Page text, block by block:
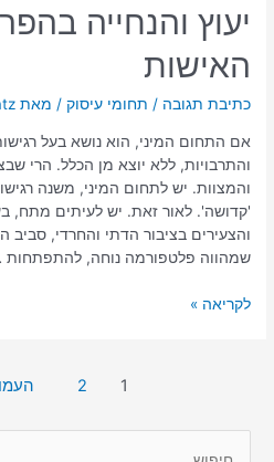
יעוץ והנחייה
האישות
כתיבת תגובה / תחומי עיסוק / מאת
אם התחום המיני, הוא נושא בעל
והתרבויות, ללא יוצא מן הכלל. הרי
והמצוות. יש לתחום המיני, משנה
'קדושה'. לאור זאת. יש לעיתים מתח,
והצעירים בציבור הדתי והחרדי,
שמהווה פלטפורמה נוחה, להתפתחות
לקריאה »
1
2